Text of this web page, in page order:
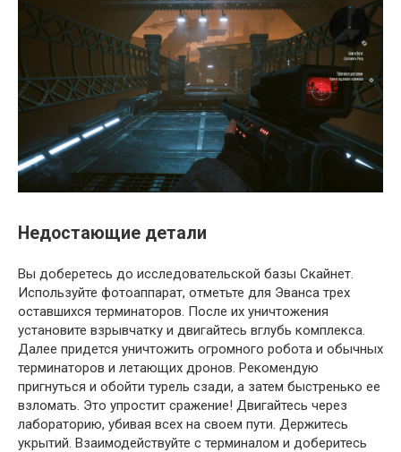
Недостающие детали
Вы доберетесь до исследовательской базы Скайнет.
Используйте фотоаппарат, отметьте для Эванса трех
оставшихся терминаторов. После их уничтожения
установите взрывчатку и двигайтесь вглубь комплекса.
Далее придется уничтожить огромного робота и обычных
терминаторов и летающих дронов. Рекомендую
пригнуться и обойти турель сзади, а затем быстренько ее
взломать. Это упростит сражение! Двигайтесь через
лабораторию, убивая всех на своем пути. Держитесь
укрытий. Взаимодействуйте с терминалом и доберитесь